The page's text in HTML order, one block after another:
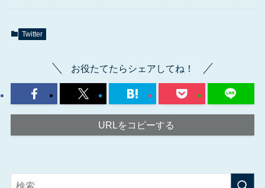
Twitter
お役たてたらシェアしてね！
URLをコピーする